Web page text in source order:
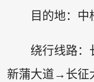
目的地：中
绕行线路：
新蒲大道→长征